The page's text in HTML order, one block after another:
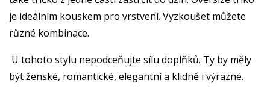
je ideálním kouskem pro vrstvení. Vyzkoušet můžete
různé kombinace.
U tohoto stylu nepodceňujte sílu doplňků. Ty by měly
být ženské, romantické, elegantní a klidně i výrazné.